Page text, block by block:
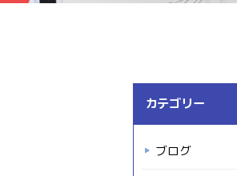
カテゴリー
ブログ